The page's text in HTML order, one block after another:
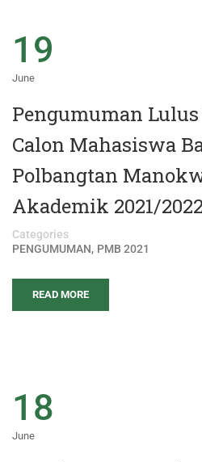
19
June
Pengumuman Lulus
Calon Mahasiswa
Polbangtan
Akademik 2021/2022
Categories
PENGUMUMAN, PMB 2021
READ MORE
18
June